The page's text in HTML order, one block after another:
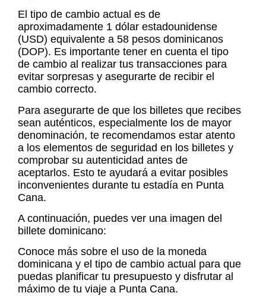
El tipo de cambio actual es de
aproximadamente 1 dólar estadounidense
(USD) equivalente a 58 pesos dominicanos
(DOP). Es importante tener en cuenta el tipo
de cambio al realizar tus transacciones para
evitar sorpresas y asegurarte de recibir el
cambio correcto.
Para asegurarte de que los billetes que recibes
sean auténticos, especialmente los de mayor
denominación, te recomendamos estar atento
a los elementos de seguridad en los billetes y
comprobar su autenticidad antes de
aceptarlos. Esto te ayudará a evitar posibles
inconvenientes durante tu estadía en Punta
Cana.
A continuación, puedes ver una imagen del
billete dominicano:
Conoce más sobre el uso de la moneda
dominicana y el tipo de cambio actual para que
puedas planificar tu presupuesto y disfrutar al
máximo de tu viaje a Punta Cana.